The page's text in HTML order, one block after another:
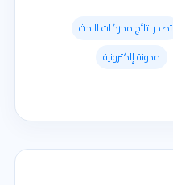
تصدر نتائج محركات البحث
مدونة إلكترونية